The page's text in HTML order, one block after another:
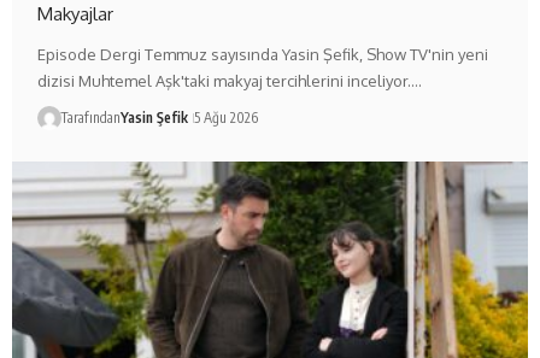
Makyajlar
Episode Dergi Temmuz sayısında Yasin Şefik, Show TV'nin yeni
dizisi Muhtemel Aşk'taki makyaj tercihlerini inceliyor.…
TarafındanYasin Şefik 5 Ağu 2026